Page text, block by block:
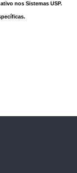
nos Sistemas USP.